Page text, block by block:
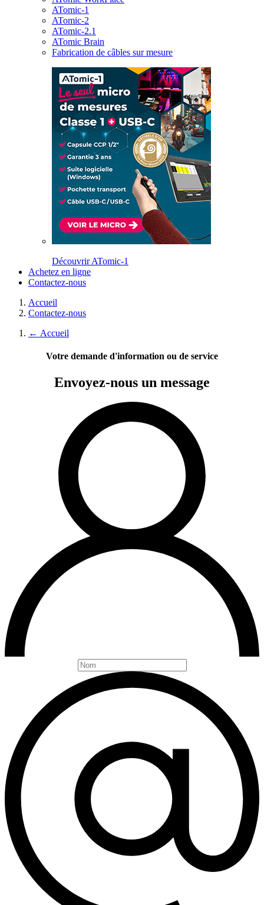
ATomic-1
ATomic-2
ATomic-2.1
ATomic Brain
Fabrication de câbles sur mesure
Découvrir ATomic-1
Achetez en ligne
Contactez-nous
Accueil
Contactez-nous
← Accueil
Votre demande d'information ou de service
Envoyez-nous un message